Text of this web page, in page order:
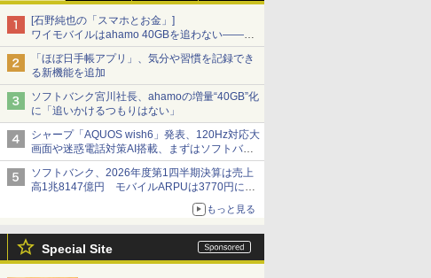
[石野純也の「スマホとお金」]
ワイモバイルはahamo 40GBを追わない――単
身向け「超おトク割」の安さと1年限定の注意
「ほぼ日手帳アプリ」、気分や習慣を記録でき
る新機能を追加
ソフトバンク宮川社長、ahamoの増量“40GB”化
に「追いかけるつもりはない」
シャープ「AQUOS wish6」発表、120Hz対応大
画面や迷惑電話対策AI搭載、まずはソフトバン
クの法人向け
ソフトバンク、2026年度第1四半期決算は売上
高1兆8147億円 モバイルARPUは3770円に上
もっと見る
Special Site